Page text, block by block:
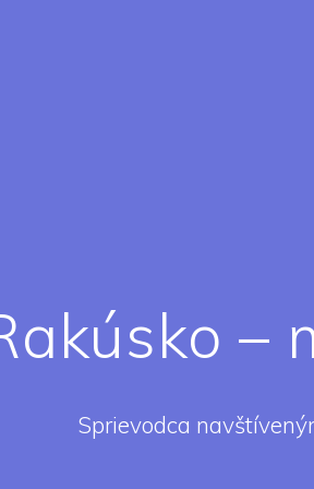
–
Sprievodca